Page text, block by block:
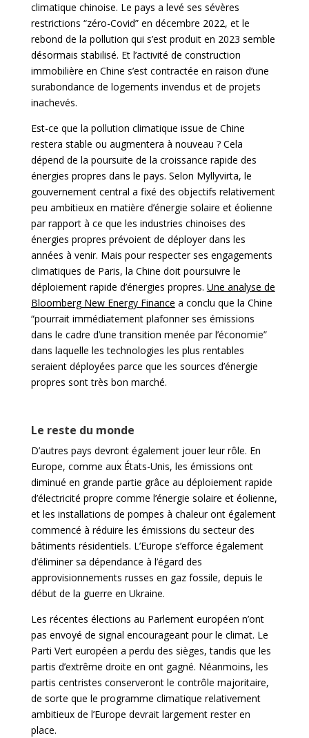
climatique chinoise. Le pays a levé ses sévères
restrictions “zéro-Covid” en décembre 2022, et le
rebond de la pollution qui s’est produit en 2023 semble
désormais stabilisé. Et l’activité de construction
immobilière en Chine s’est contractée en raison d’une
surabondance de logements invendus et de projets
inachevés.
Est-ce que la pollution climatique issue de Chine
restera stable ou augmentera à nouveau ? Cela
dépend de la poursuite de la croissance rapide des
énergies propres dans le pays. Selon Myllyvirta, le
gouvernement central a fixé des objectifs relativement
peu ambitieux en matière d’énergie solaire et éolienne
par rapport à ce que les industries chinoises des
énergies propres prévoient de déployer dans les
années à venir. Mais pour respecter ses engagements
climatiques de Paris, la Chine doit poursuivre le
déploiement rapide d’énergies propres. Une analyse de
Bloomberg New Energy Finance a conclu que la Chine
“pourrait immédiatement plafonner ses émissions
dans le cadre d’une transition menée par l’économie”
dans laquelle les technologies les plus rentables
seraient déployées parce que les sources d’énergie
propres sont très bon marché.
Le reste du monde
D’autres pays devront également jouer leur rôle. En
Europe, comme aux États-Unis, les émissions ont
diminué en grande partie grâce au déploiement rapide
d’électricité propre comme l’énergie solaire et éolienne,
et les installations de pompes à chaleur ont également
commencé à réduire les émissions du secteur des
bâtiments résidentiels. L’Europe s’efforce également
d’éliminer sa dépendance à l’égard des
approvisionnements russes en gaz fossile, depuis le
début de la guerre en Ukraine.
Les récentes élections au Parlement européen n’ont
pas envoyé de signal encourageant pour le climat. Le
Parti Vert européen a perdu des sièges, tandis que les
partis d’extrême droite en ont gagné. Néanmoins, les
partis centristes conserveront le contrôle majoritaire,
de sorte que le programme climatique relativement
ambitieux de l’Europe devrait largement rester en
place.